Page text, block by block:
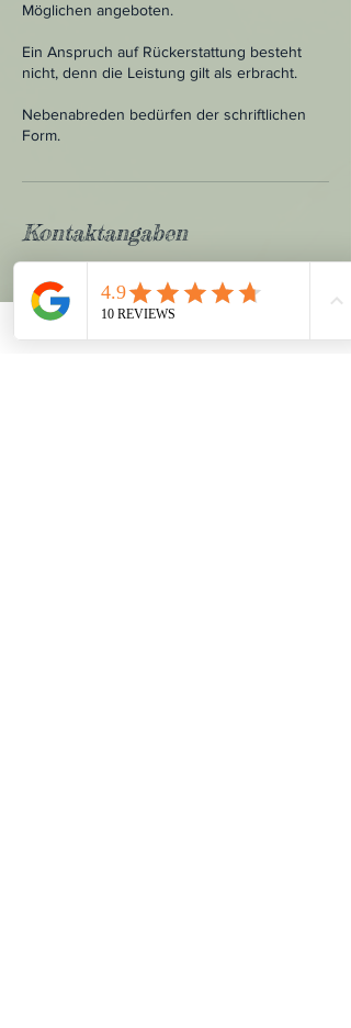
Möglichen angeboten.
Ein Anspruch auf Rückerstattung besteht
nicht, denn die Leistung gilt als erbracht.
Nebenabreden bedürfen der schriftlichen
Form.
Kontaktangaben
Germany
+4915151160266
my@toxic-beauty-lounge.de